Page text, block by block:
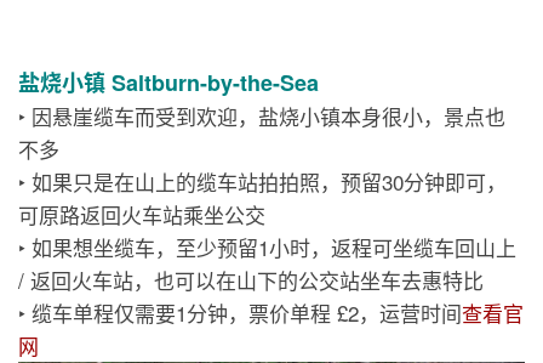
盐烧小镇 Saltburn-by-the-Sea
‣ 因悬崖缆车而受到欢迎，盐烧小镇本身很小，景点也
不多
‣ 如果只是在山上的缆车站拍拍照，预留30分钟即可，
可原路返回火车站乘坐公交
‣ 如果想坐缆车，至少预留1小时，返程可坐缆车回山上
/ 返回火车站，也可以在山下的公交站坐车去惠特比
‣ 缆车单程仅需要1分钟，票价单程 £2，运营时间查看官
网